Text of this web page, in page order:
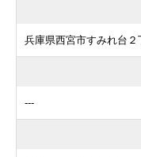
兵庫県西宮市すみれ台２
---